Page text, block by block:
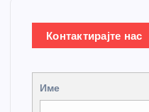
Контактирајте нас
Име